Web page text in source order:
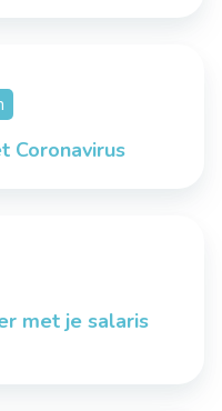
Coronavirus
met je salaris